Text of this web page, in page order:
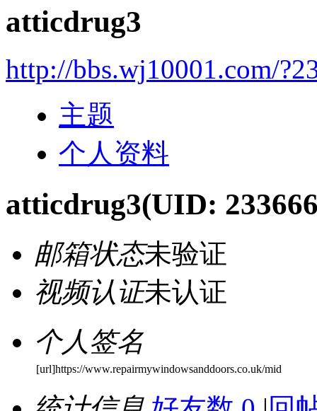
atticdrug3
http://bbs.wj10001.com/
主题
个人资料
atticdrug3(UID:
邮箱状态未验证
视频认证未认证
个人签名
[url]https://www.repairmywindowsanddoors.co.uk/mid